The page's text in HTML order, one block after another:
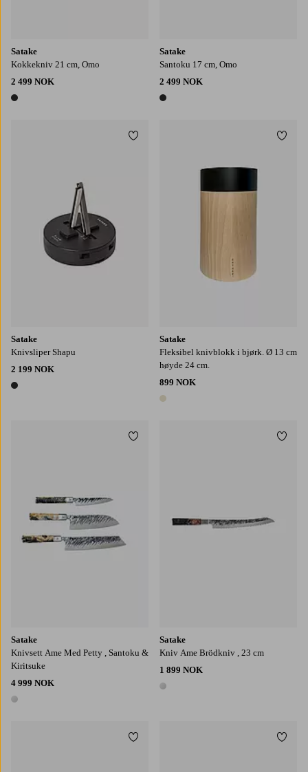
Satake
Kokkekniv 21 cm, Omo
2 499 NOK
1 farge
Satake
Santoku 17 cm, Omo
2 499 NOK
1 farge
Satake
Knivsliper Shapu
2 199 NOK
1 farge
Legg til favoritter
Satake
Fleksibel knivblokk i bjørk. Ø 13 cm
høyde 24 cm.
899 NOK
1 farge
Satake
Knivsett Ame Med Petty , Santoku &
Kiritsuke
4 999 NOK
1 farge
Legg til favoritter
Satake
Kniv Ame Brödkniv , 23 cm
1 899 NOK
1 farge
Legg til favoritter